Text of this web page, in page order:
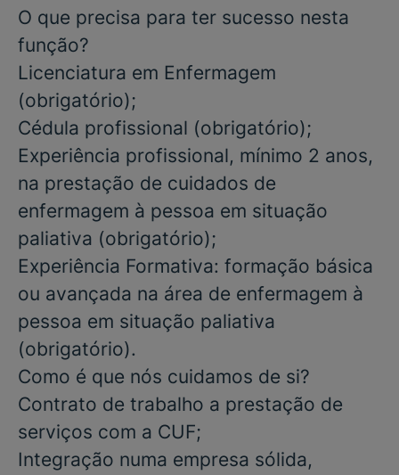
O que precisa para ter sucesso nesta
função?
Licenciatura em Enfermagem
(obrigatório);
Cédula profissional (obrigatório);
Experiência profissional, mínimo 2 anos,
na prestação de cuidados de
enfermagem à pessoa em situação
paliativa (obrigatório);
Experiência Formativa: formação básica
ou avançada na área de enfermagem à
pessoa em situação paliativa
(obrigatório).
Como é que nós cuidamos de si?
Contrato de trabalho a prestação de
serviços com a CUF;
Integração numa empresa sólida,